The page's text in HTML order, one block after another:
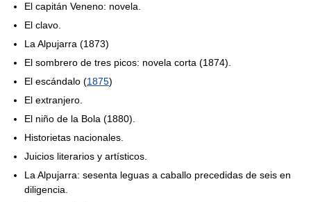
El capitán Veneno: novela.
El clavo.
La Alpujarra (1873)
El sombrero de tres picos: novela corta (1874).
El escándalo (1875)
El extranjero.
El niño de la Bola (1880).
Historietas nacionales.
Juicios literarios y artísticos.
La Alpujarra: sesenta leguas a caballo precedidas de seis en
diligencia.